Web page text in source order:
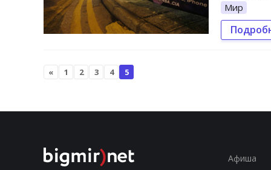
Мир
« 1 2 3 4 5
Афиша